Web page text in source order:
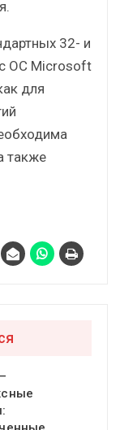
32- и
ОС Microsoft
для
также